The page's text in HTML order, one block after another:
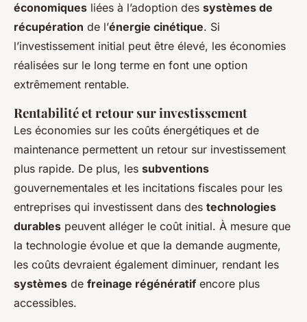
économiques liées à l’adoption des systèmes de
récupération de l’énergie cinétique. Si
l’investissement initial peut être élevé, les économies
réalisées sur le long terme en font une option
extrêmement rentable.
Rentabilité et retour sur investissement
Les économies sur les coûts énergétiques et de
maintenance permettent un retour sur investissement
plus rapide. De plus, les subventions
gouvernementales et les incitations fiscales pour les
entreprises qui investissent dans des technologies
durables peuvent alléger le coût initial. À mesure que
la technologie évolue et que la demande augmente,
les coûts devraient également diminuer, rendant les
systèmes de freinage régénératif encore plus
accessibles.